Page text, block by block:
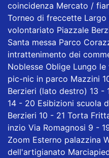
coincidenza Mercato /
Torneo di freccette
volontariato Piazzale
Santa messa Parco
intrattenimento dei
Noblesse Oblige Lungo
pic-nic in parco Mazzini
Berzieri (lato destro) 13 -
14 - 20 Esibizioni scuola
Berzieri 10 - 21 Torta
inzio Via Romagnosi 9 -
Zoom Esterno palazzina
dell'artigianato